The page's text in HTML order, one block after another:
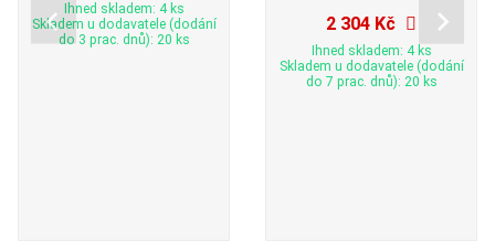
Ihned skladem: 4 ks
Skladem u dodavatele (dodání
do 3 prac. dnů): 20 ks
2 304 Kč
Ihned skladem: 4 ks
Skladem u dodavatele (dodání
do 7 prac. dnů): 20 ks